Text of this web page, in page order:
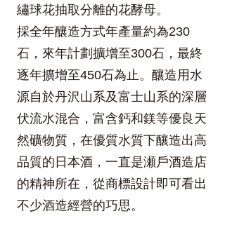
繡球花抽取分離的花酵母。
採全年釀造方式年產量約為230
石，來年計劃擴增至300石，最終
逐年擴增至450石為止。釀造用水
源自於丹沢山系及富士山系的深層
伏流水混合，富含鈣和鎂等優良天
然礦物質，在優質水質下釀造出高
品質的日本酒，一直是瀬戶酒造店
的精神所在，從商標設計即可看出
不少酒造經營的巧思。